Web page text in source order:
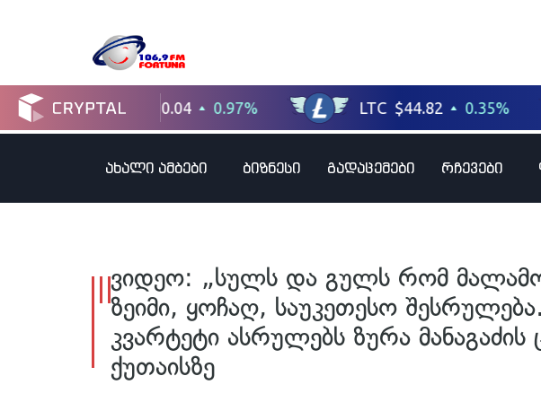
ახალი ამბები ბიზნესი გადაცემები რჩევები
ვიდეო: „სულს და გულს რომ
ზეიმი, ყოჩაღ, საუკეთესო
კვარტეტი ასრულებს ზურა
ქუთაისზე